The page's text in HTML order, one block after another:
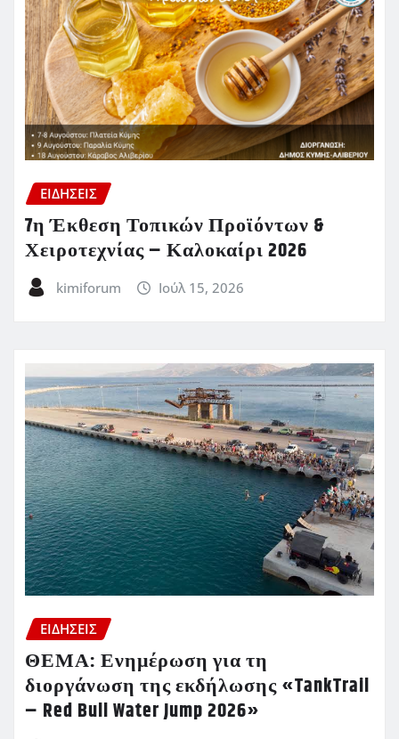
ΕΙΔΗΣΕΙΣ
7η Έκθεση Τοπικών Προϊόντων &
Χειροτεχνίας – Καλοκαίρι 2026
kimiforum Ιούλ 15, 2026
ΕΙΔΗΣΕΙΣ
ΘΕΜΑ: Ενημέρωση για τη
διοργάνωση της εκδήλωσης «TankTrail
– Red Bull Water Jump 2026»